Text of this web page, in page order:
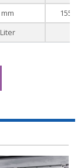
mm
155
Liter